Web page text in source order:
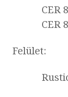
CER
CER 8
Felület: